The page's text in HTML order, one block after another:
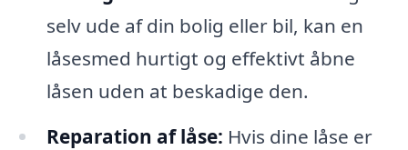
selv ude af din bolig eller bil, kan en
låsesmed hurtigt og effektivt åbne
låsen uden at beskadige den.
Reparation af låse: Hvis dine låse er